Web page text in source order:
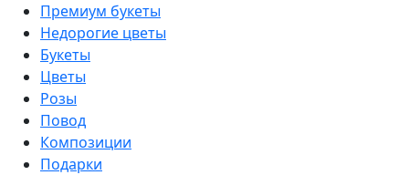
Премиум букеты
Недорогие цветы
Букеты
Цветы
Розы
Повод
Композиции
Подарки